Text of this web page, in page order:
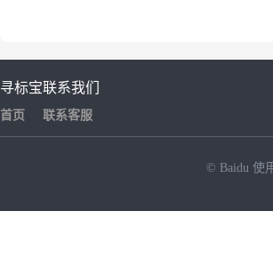
寻标宝
首页
联系我们
联系客服
© Baidu 使